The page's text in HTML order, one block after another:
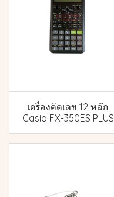
เครื่องคิดเลข 12 หลัก
Casio FX-350ES PLUS